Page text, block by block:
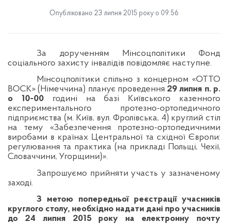
Опубліковано 23 липня 2015 року о 09:56
За дорученням Мінсоцполітики Фонд
соціального захисту інвалідів повідомляє наступне.
Мінсоцполітики спільно з концерном «ОТТО
ВОСК» (Німеччина) планує проведення 29 липня п. р.
о 10-00годині на базі Київського казенного
експериментального протезно-ортопедичного
підприємства (м. Київ, вул. Фролівська, 4) круглий стіл
на тему «Забезпечення протезно-ортопедичними
виробами в країнах Центральної та східної Європи:
регулювання та практика (на прикладі Польщі, Чехії,
Словаччини, Угорщини)».
Запрошуємо прийняти участь у зазначеному
заході.
З метою попередньої реєстрації учасників
круглого столу, необхідно надати дані про учасників
до 24 липня 2015 року на електронну почту